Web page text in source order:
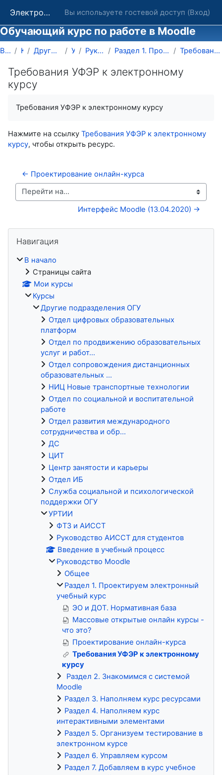
Электронные курсы ОГУ в системе обучения Moodle Вы используете гостевой доступ (Вход)
Обучающий курс по работе в Moodle
В начало Курсы Другие подразделения ОГУ УРТИИ Руководство Moodle Раздел 1. Проектируем электронный учебный курс Требования УФЭР к электронному курсу
Требования УФЭР к электронному
курсу
Требования УФЭР к электронному курсу
Нажмите на ссылку Требования УФЭР к электронному
курсу, чтобы открыть ресурс.
← Проектирование онлайн-курса
Перейти на...
Интерфейс Moodle (13.04.2020) →
Блоки
Навигация
В начало
Страницы сайта
Мои курсы
Курсы
Другие подразделения ОГУ
Отдел цифровых образовательных
платформ
Отдел по продвижению образовательных
услуг и работ...
Отдел сопровождения дистанционных
образовательных ...
НИЦ Новые транспортные технологии
Отдел по социальной и воспитательной
работе
Отдел развития международного
сотрудничества и обр...
ДС
ЦИТ
Центр занятости и карьеры
Отдел ИБ
Служба социальной и психологической
поддержки ОГУ
УРТИИ
ФТЗ и АИССТ
Руководство АИССТ для студентов
Введение в учебный процесс
Руководство Moodle
Общее
Раздел 1. Проектируем электронный
учебный курс
ЭО и ДОТ. Нормативная база
Массовые открытые онлайн курсы -
что это?
Проектирование онлайн-курса
Требования УФЭР к электронному
курсу
Раздел 2. Знакомимся с системой
Moodle
Раздел 3. Наполняем курс ресурсами
Раздел 4. Наполняем курс
интерактивными элементами
Раздел 5. Организуем тестирование в
электронном курсе
Раздел 6. Управляем курсом
Раздел 7. Добавляем в курс учебное